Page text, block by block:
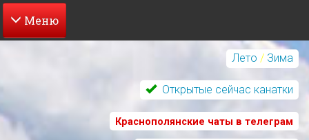
Перейти
содержанию
Лето / Зима
Открытые сейчас канатки
Краснополянские чаты в телеграм